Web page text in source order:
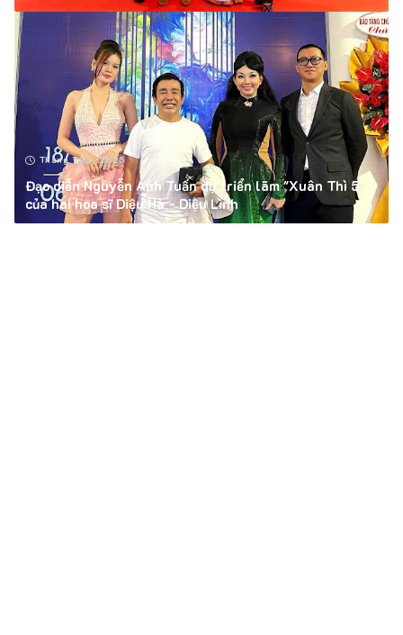
Tháng 1 23, 2025
Đạo diễn Nguyễn Anh Tuấn dự triển lãm "Xuân Thì 5"
của hai hoa sĩ Diệu Hà - Diệu Linh